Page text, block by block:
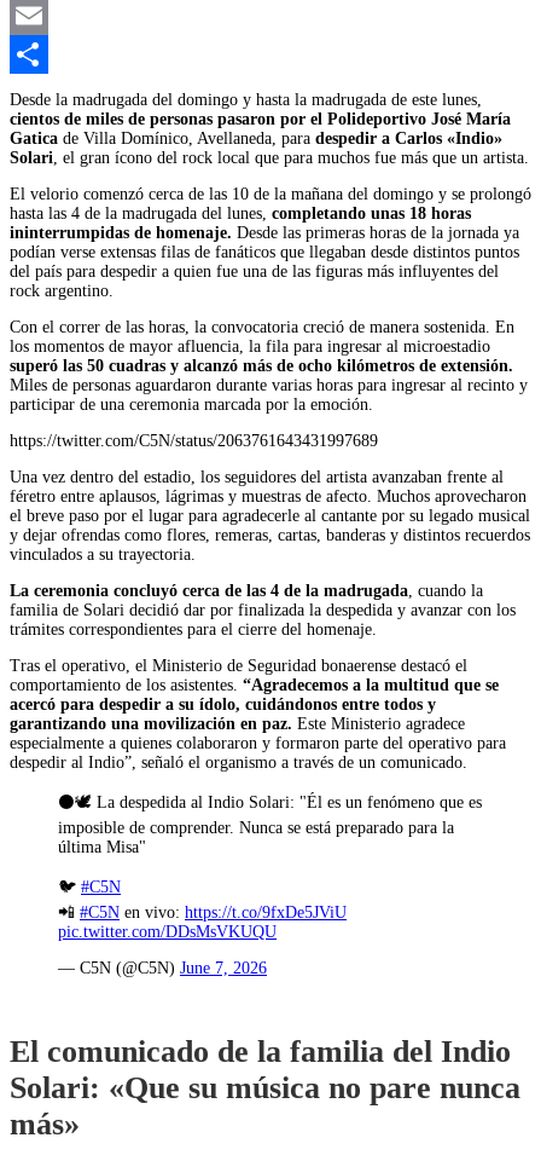
WhatsApp
Email
Compartir
Desde la madrugada del domingo y hasta la madrugada de este lunes,
cientos de miles de personas pasaron por el Polideportivo José María
Gatica de Villa Domínico, Avellaneda, para despedir a Carlos «Indio»
Solari , el gran ícono del rock local que para muchos fue más que un artista.
El velorio comenzó cerca de las 10 de la mañana del domingo y se prolongó
hasta las 4 de la madrugada del lunes, completando unas 18 horas
ininterrumpidas de homenaje. Desde las primeras horas de la jornada ya
podían verse extensas filas de fanáticos que llegaban desde distintos puntos
del país para despedir a quien fue una de las figuras más influyentes del
rock argentino.
Con el correr de las horas, la convocatoria creció de manera sostenida. En
los momentos de mayor afluencia, la fila para ingresar al microestadio
superó las 50 cuadras y alcanzó más de ocho kilómetros de extensión.
Miles de personas aguardaron durante varias horas para ingresar al recinto y
participar de una ceremonia marcada por la emoción.
https://twitter.com/C5N/status/2063761643431997689
Una vez dentro del estadio, los seguidores del artista avanzaban frente al
féretro entre aplausos, lágrimas y muestras de afecto. Muchos aprovecharon
el breve paso por el lugar para agradecerle al cantante por su legado musical
y dejar ofrendas como flores, remeras, cartas, banderas y distintos recuerdos
vinculados a su trayectoria.
La ceremonia concluyó cerca de las 4 de la madrugada , cuando la
familia de Solari decidió dar por finalizada la despedida y avanzar con los
trámites correspondientes para el cierre del homenaje.
Tras el operativo, el Ministerio de Seguridad bonaerense destacó el
comportamiento de los asistentes. “Agradecemos a la multitud que se
acercó para despedir a su ídolo, cuidándonos entre todos y
garantizando una movilización en paz. Este Ministerio agradece
especialmente a quienes colaboraron y formaron parte del operativo para
despedir al Indio”, señaló el organismo a través de un comunicado.
⚫🕊️ La despedida al Indio Solari: "Él es un fenómeno que es
imposible de comprender. Nunca se está preparado para la
última Misa"
🐦 #C5N
📲 #C5N en vivo: https://t.co/9fxDe5JViU
pic.twitter.com/DDsMsVKUQU
— C5N (@C5N) June 7, 2026
El comunicado de la familia del Indio
Solari: «Que su música no pare nunca
más»